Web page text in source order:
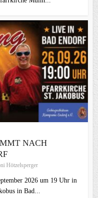
NACH
Hötzelsperger
2026 um 19 Uhr in
in Bad...